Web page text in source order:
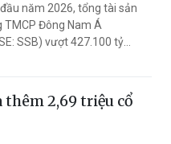
năm 2026, tổng tài sản
TMCP Đông Nam Á
SSB) vượt 427.100 tỷ
lãi suất để hỗ trợ nền kinh tế,
duy trì hoạt động hiệu quả,
2,69 triệu cổ